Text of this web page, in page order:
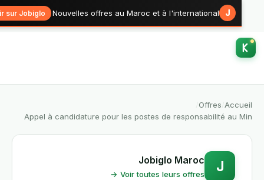
Nouvelles offres au Maroc et à l'international
Voir sur Jobiglo →
/
Offres
/
Appel à candidature pour les postes de responsabilité au
Jobiglo Maroc
Voir toutes leurs offres →